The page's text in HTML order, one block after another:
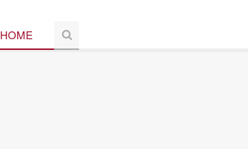
HOME